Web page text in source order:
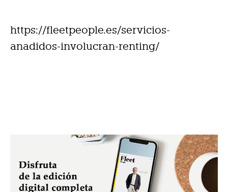
https://fleetpeople.es/servicios-
anadidos-involucran-renting/